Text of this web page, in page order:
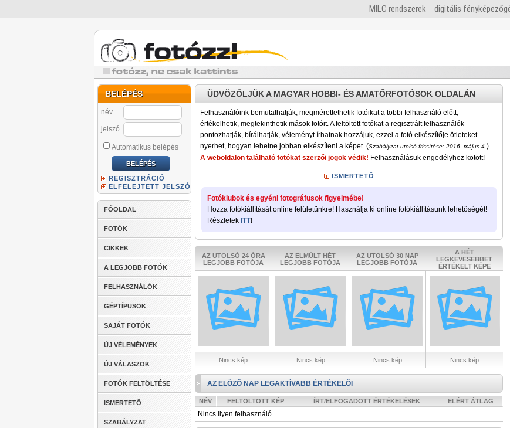
MILC rendszerek digitális
BELÉPÉS
név
jelszó
Automatikus belépés
REGISZTRÁCIÓ
ELFELEJTETT JELSZÓ
FŐOLDAL
FOTÓK
CIKKEK
A LEGJOBB FOTÓK
FELHASZNÁLÓK
GÉPTÍPUSOK
SAJÁT FOTÓK
ÚJ VÉLEMÉNYEK
ÚJ VÁLASZOK
FOTÓK FELTÖLTÉSE
ISMERTETŐ
SZABÁLYZAT
ÜDVÖZÖLJÜK A MAGYAR HOBBI- ÉS AMATŐRFOTÓSOK OLDALÁN
Felhasználóink bemutathatják, megmérettethetik fotóikat a többi felhasználó előtt,
értékelhetik, megtekinthetik mások fotóit. A feltöltött fotókat a regisztrált felhasználók
pontozhatják, bírálhatják, véleményt írhatnak hozzájuk, ezzel a fotó elkészítője ötleteket
nyerhet, hogyan lehetne jobban elkészíteni a képet. (Szabályzat utolsó frissítése: 2016. május 4. )
A weboldalon található fotókat szerzői jogok védik! Felhasználásuk engedélyhez kötött!
ISMERTETŐ
Fotóklubok és egyéni fotográfusok figyelmébe!
Hozza fotókiállítását online felületünkre! Használja ki online fotókiállításunk lehetőségét!
Részletek ITT!
AZ UTOLSÓ 24 ÓRA
LEGJOBB FOTÓJA
AZ ELMÚLT HÉT
LEGJOBB FOTÓJA
AZ UTOLSÓ 30 NAP
LEGJOBB FOTÓJA
A HÉT
LEGKEVESEBBET
ÉRTÉKELT KÉPE
Nincs kép Nincs kép Nincs kép Nincs kép
AZ ELŐZŐ NAP LEGAKTÍVABB ÉRTÉKELŐI
NÉV FELTÖLTÖTT KÉP ÍRT/ELFOGADOTT ÉRTÉKELÉSEK ELÉRT ÁTLAG
Nincs ilyen felhasználó